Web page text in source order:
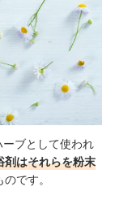
ブとして使われ
剤はそれらを粉末
のです。